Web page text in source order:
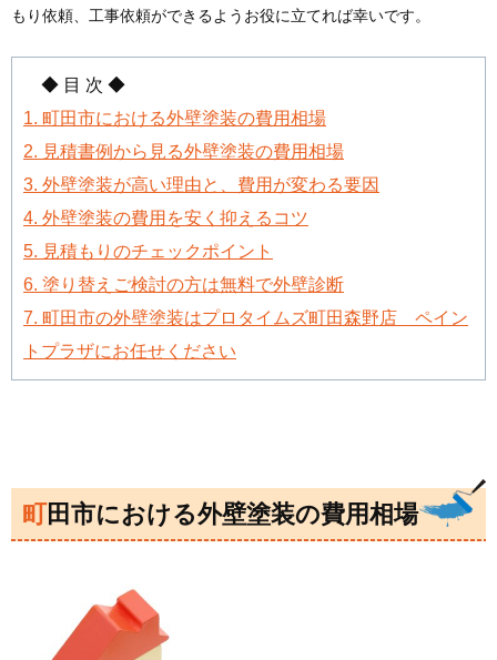
もり依頼、工事依頼ができるようお役に立てれば幸いです。
◆ 目 次 ◆
1. 町田市における外壁塗装の費用相場
2. 見積書例から見る外壁塗装の費用相場
3. 外壁塗装が高い理由と、費用が変わる要因
4. 外壁塗装の費用を安く抑えるコツ
5. 見積もりのチェックポイント
6. 塗り替えご検討の方は無料で外壁診断
7. 町田市の外壁塗装はプロタイムズ町田森野店 ペイン
トプラザにお任せください
町田市における外壁塗装の費用相場